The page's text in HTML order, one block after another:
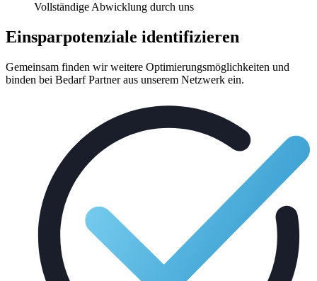
Vollständige Abwicklung durch uns
Einsparpotenziale identifizieren
Gemeinsam finden wir weitere Optimierungsmöglichkeiten und
binden bei Bedarf Partner aus unserem Netzwerk ein.